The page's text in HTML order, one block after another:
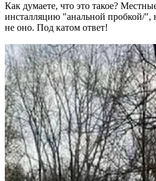
Как думаете, что это такое?
инсталляцию "анальной пробкой/",
не оно. Под катом ответ!